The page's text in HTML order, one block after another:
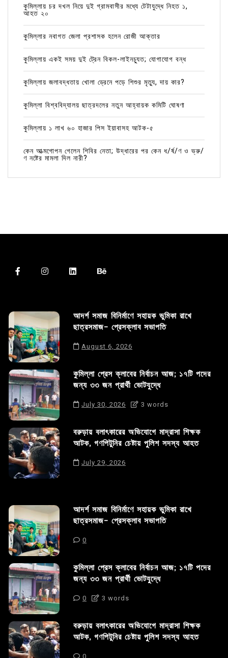
কুমিল্লায় চর দখল নিয়ে দুই গ্রামবাসীর মধ্যে টেটাযুদ্ধে নিহত ১,
আহত ২০
কুমিল্লার নবাগত জেলা প্রশাসক হলেন রোজী আক্তার
কুমিল্লায় একই সময় দুই ট্রেন বিকল-লাইনচ্যুত; যোগাযোগ বন্ধ
কুমিল্লায় জলাবদ্ধতায় খোলা ড্রেনে পড়ে শিশুর মৃত্যু, দায় কার?
কুমিল্লা বিশ্ববিদ্যালয় ছাত্রদলের নতুন আহ্বায়ক কমিটি ঘোষণা
কুমিল্লায় ১ লাখ ৬০ হাজার পিস ইয়াবাসহ আটক-৫
কেন আত্মগোপন গেলেন শিবির নেতা; উদ্ধারের পর কেন ধ/র্ষ/ণ ও ভ্রু/
ণ নষ্টের মামলা দিল নারী?
আদর্শ সমাজ বিনির্মাণে সহায়ক ভুমিকা রাখে
ছাত্রসমাজ- প্রেসক্লাব সভাপতি
August 6, 2026
কুমিল্লা প্রেস ক্লাবের নির্বাচন আজ; ১৭টি পদের
জন্য ৩৩ জন প্রার্থী ভোটযুদ্ধে
July 30, 2026 3 words
বরুড়ায় বলাৎকারের অভিযোগে মাদ্রাসা শিক্ষক
আটক, গণপিটুনির চেষ্টায় পুলিশ সদস্য আহত
July 29, 2026
আদর্শ সমাজ বিনির্মাণে সহায়ক ভুমিকা রাখে
ছাত্রসমাজ- প্রেসক্লাব সভাপতি
0
কুমিল্লা প্রেস ক্লাবের নির্বাচন আজ; ১৭টি পদের
জন্য ৩৩ জন প্রার্থী ভোটযুদ্ধে
0 3 words
বরুড়ায় বলাৎকারের অভিযোগে মাদ্রাসা শিক্ষক
আটক, গণপিটুনির চেষ্টায় পুলিশ সদস্য আহত
0